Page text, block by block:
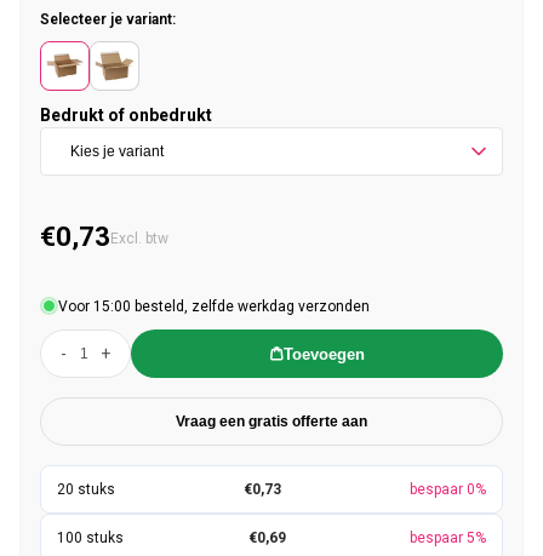
Selecteer je variant:
Bedrukt of onbedrukt
Normale prijs
€0,73 Excl. btw
Voor 15:00 besteld, zelfde werkdag verzonden
- + Toevoegen
Vraag een gratis offerte aan
€0,73 bespaar 0%
€0,69 bespaar 5%